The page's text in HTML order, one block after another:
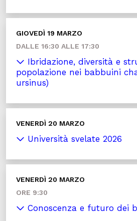
GIOVEDÌ 19 MARZO
DALLE 16:30 ALLE 17:30
Ibridazione, diversità e
popolazione nei babbuini
ursinus)
VENERDÌ 20 MARZO
Università svelate 2026
VENERDÌ 20 MARZO
ORE 9:30
Conoscenza e futuro dei